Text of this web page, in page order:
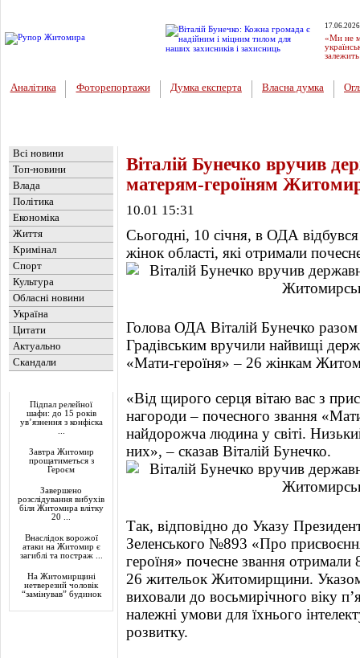
«Ми не
Аналітика Фоторепортажи Думка експерта Власна думка
Всі новини
Топ-новини
Влада
Політика
Економіка
Життя
Кримінал
Спорт
Культура
Обласні новини
Україна
Цитати
Актуально
Скандали
Підпал релейної
шафи: до 15 років
ув’язнення з конфіска
Завтра Житомир
прощатиметься з
Героєм
Завершено
розслідування вибухів
біля Житомира влітку
20 ...
Внаслідок ворожої
атаки на Житомир є
загиблі та постраж ...
На Житомирщині
нетверезий чоловік
“замінував” будинок
Віталій Бунечко вручив
матерям-героїням
10.01 15:31
Сьогодні, 10 січня, в ОДА
жінок області, які отримали
Голова ОДА Віталій Бунечко
Градівським вручили найвищі
«Мати-героїня» – 26 жінкам
«Від щирого серця вітаю вас з
нагороди – почесного звання
найдорожча людина у світі.
них», – сказав Віталій Бунечко.
Так, відповідно до Указу
Зеленського №893 «Про
героїня» почесне звання
26 жительок Житомирщини. Указом
виховали до восьмирічного віку
належні умови для їхнього
розвитку.